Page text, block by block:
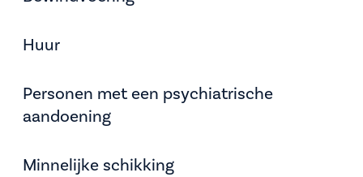
Huur
Personen met een psychiatrische
aandoening
Minnelijke schikking